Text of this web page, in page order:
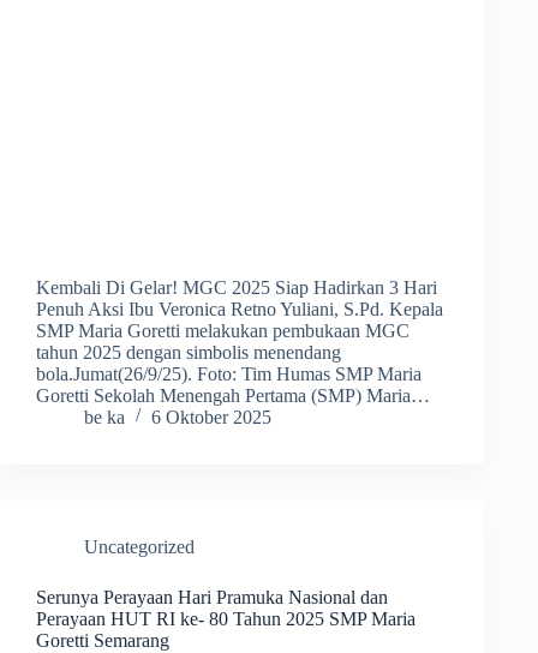
Kembali Di Gelar! MGC 2025 Siap Hadirkan 3 Hari
Penuh Aksi Ibu Veronica Retno Yuliani, S.Pd. Kepala
SMP Maria Goretti melakukan pembukaan MGC
tahun 2025 dengan simbolis menendang
bola.Jumat(26/9/25). Foto: Tim Humas SMP Maria
Goretti Sekolah Menengah Pertama (SMP) Maria…
be ka
6 Oktober 2025
Uncategorized
Serunya Perayaan Hari Pramuka Nasional dan
Perayaan HUT RI ke- 80 Tahun 2025 SMP Maria
Goretti Semarang